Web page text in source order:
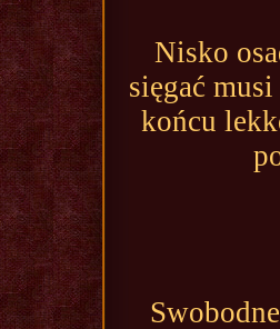
Nisko
sięgać
końcu